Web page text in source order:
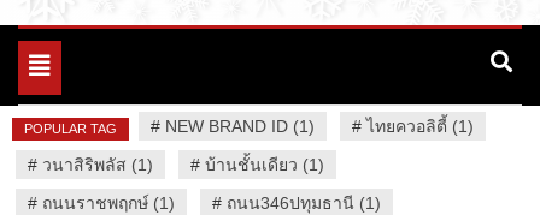
94 Report.com
Variety News
Toggle
POPULAR TAG # NEW BRAND ID (1) #ไทยควอลิตี้ (1)
# วนาสิริพลัส (1) # บ้านชั้นเดียว (1)
# ถนนราชพฤกษ์ (1) # ถนน346ปทุมธานี (1)